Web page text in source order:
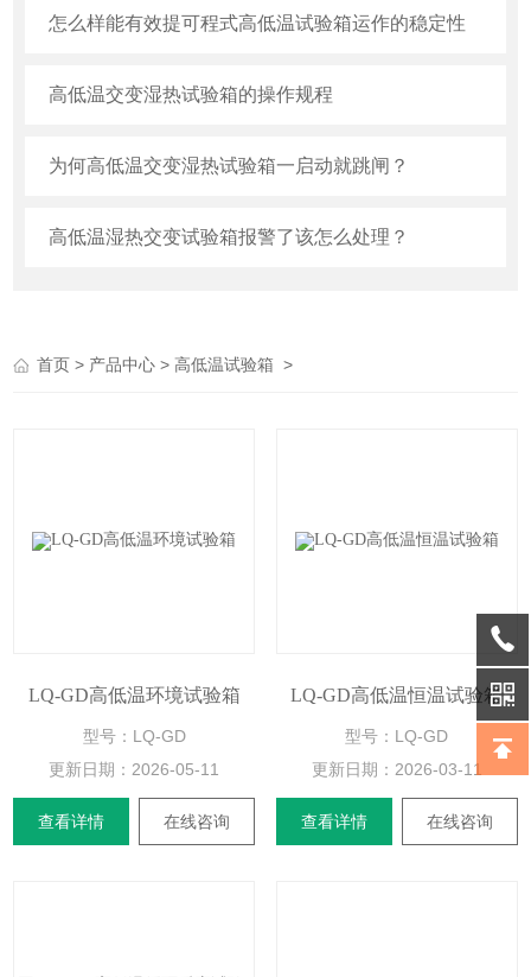
怎么样能有效提可程式高低温试验箱运作的稳定性
高低温交变湿热试验箱的操作规程
为何高低温交变湿热试验箱一启动就跳闸？
高低温湿热交变试验箱报警了该怎么处理？
首页 > 产品中心 >高低温试验箱 >
LQ-GD高低温环境试验箱
型号：LQ-GD
更新日期： 2026-05-11
查看详情 在线咨询
LQ-GD高低温恒温试验箱
型号：LQ-GD
更新日期： 2026-03-11
查看详情 在线咨询